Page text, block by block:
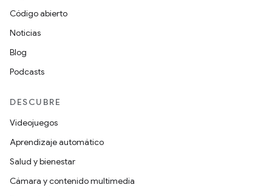
Código abierto
Noticias
Blog
Podcasts
DESCUBRE
Videojuegos
Aprendizaje automático
Salud y bienestar
Cámara y contenido multimedia